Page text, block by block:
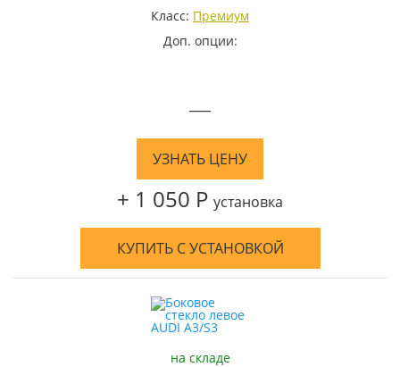
Класс: Премиум
Доп. опции:
—
УЗНАТЬ ЦЕНУ
+ 1 050 Р установка
КУПИТЬ С УСТАНОВКОЙ
на складе